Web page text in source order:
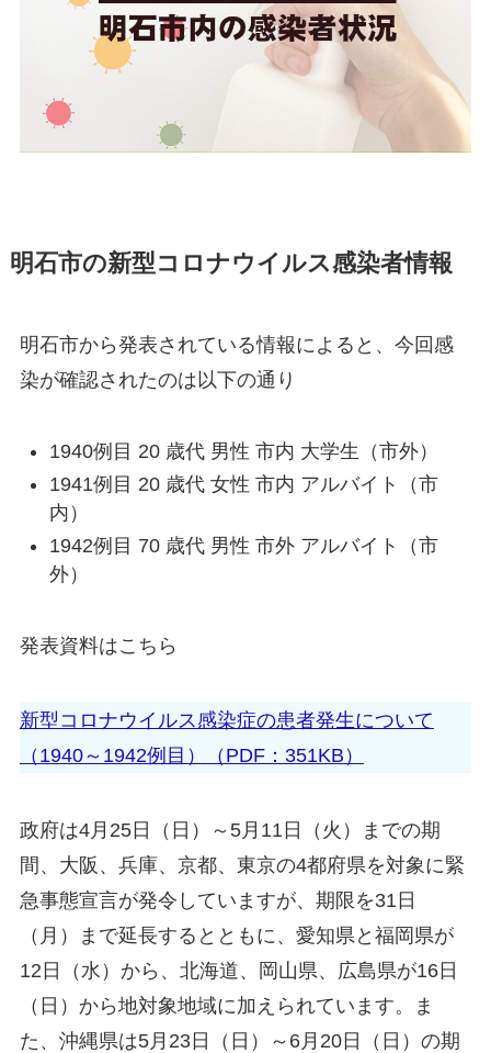
明石市の新型コロナウイルス感染者情報
明石市から発表されている情報によると、今回感
染が確認されたのは以下の通り
1940例目 20 歳代 男性 市内 大学生（市外）
1941例目 20 歳代 女性 市内 アルバイト（市
内）
1942例目 70 歳代 男性 市外 アルバイト（市
外）
発表資料はこちら
新型コロナウイルス感染症の患者発生について
（1940～1942例目）（PDF：351KB）
政府は4月25日（日）～5月11日（火）までの期
間、大阪、兵庫、京都、東京の4都府県を対象に緊
急事態宣言が発令していますが、期限を31日
（月）まで延長するとともに、愛知県と福岡県が
12日（水）から、北海道、岡山県、広島県が16日
（日）から地対象地域に加えられています。ま
た、沖縄県は5月23日（日）～6月20日（日）の期